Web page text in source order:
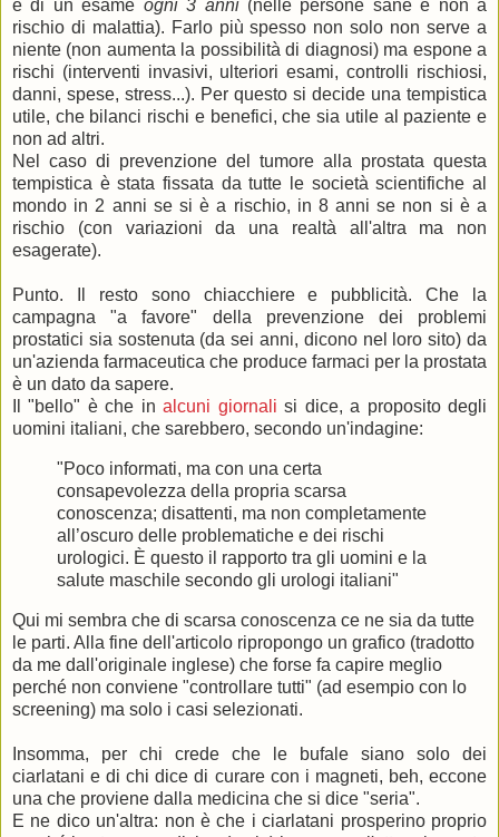
è di un esame ogni 3 anni(nelle persone sane e non a
rischio di malattia). Farlo più spesso non solo non serve a
niente (non aumenta la possibilità di diagnosi) ma espone a
rischi (interventi invasivi, ulteriori esami, controlli rischiosi,
danni, spese, stress...). Per questo si decide una tempistica
utile, che bilanci rischi e benefici, che sia utile al paziente e
non ad altri.
Nel caso di prevenzione del tumore alla prostata questa
tempistica è stata fissata da tutte le società scientifiche al
mondo in 2 anni se si è a rischio, in 8 anni se non si è a
rischio (con variazioni da una realtà all'altra ma non
esagerate).
Punto. Il resto sono chiacchiere e pubblicità. Che la
campagna "a favore" della prevenzione dei problemi
prostatici sia sostenuta (da sei anni, dicono nel loro sito) da
un'azienda farmaceutica che produce farmaci per la prostata
è un dato da sapere.
Il "bello" è che inalcuni giornali si dice, a proposito degli
uomini italiani, che sarebbero, secondo un'indagine:
"Poco informati, ma con una certa
consapevolezza della propria scarsa
conoscenza; disattenti, ma non completamente
all’oscuro delle problematiche e dei rischi
urologici. È questo il rapporto tra gli uomini e la
salute maschile secondo gli urologi italiani"
Qui mi sembra che di scarsa conoscenza ce ne sia da tutte
le parti. Alla fine dell'articolo ripropongo un grafico (tradotto
da me dall'originale inglese) che forse fa capire meglio
perché non conviene "controllare tutti" (ad esempio con lo
screening) ma solo i casi selezionati.
Insomma, per chi crede che le bufale siano solo dei
ciarlatani e di chi dice di curare con i magneti, beh, eccone
una che proviene dalla medicina che si dice "seria".
E ne dico un'altra: non è che i ciarlatani prosperino proprio